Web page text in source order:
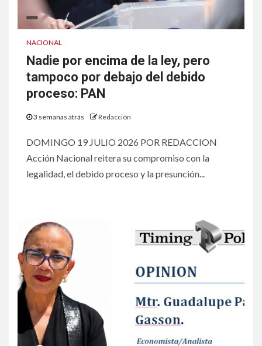
NACIONAL
Nadie por encima de la ley, pero
tampoco por debajo del debido
proceso: PAN
3 semanas atrás Redacción
DOMINGO 19 JULIO 2026 POR REDACCION
Acción Nacional reitera su compromiso con la
legalidad, el debido proceso y la presunción...